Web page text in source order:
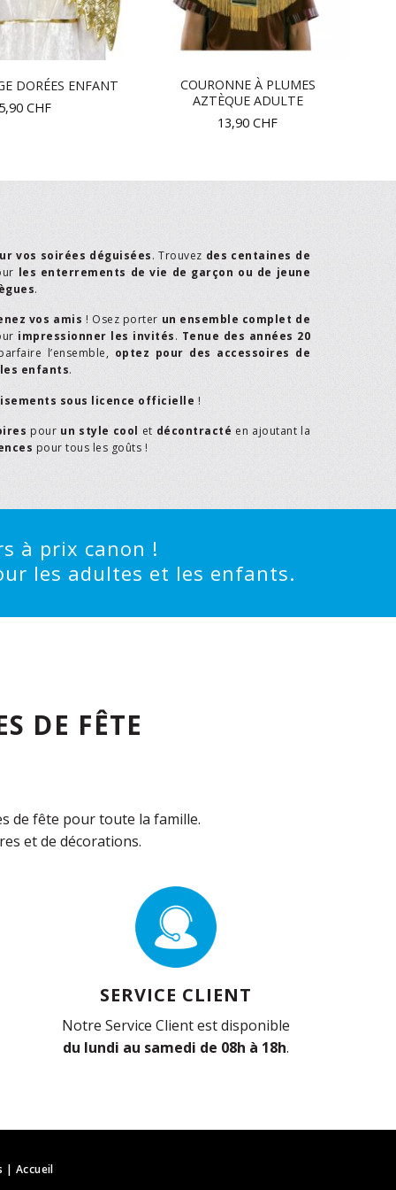
DORÉES ENFANT
CHF
COURONNE À PLUMES
AZTÈQUE ADULTE
13,90 CHF
vos soirées déguisées. Trouvez des centaines de
les enterrements de vie de garçon ou de jeune
.
vos amis ! Osez porter un ensemble complet de
impressionner les invités. Tenue des années 20
l’ensemble, optez pour des accessoires de
les enfants.
sous licence officielle !
pour un style cool et décontracté en ajoutant la
pour tous les goûts !
à prix canon !
les adultes et les enfants.
DE FÊTE
de fête pour toute la famille.
et de décorations.
SERVICE CLIENT
Notre Service Client est disponible
du lundi au samedi de 08h à 18h.
|Accueil